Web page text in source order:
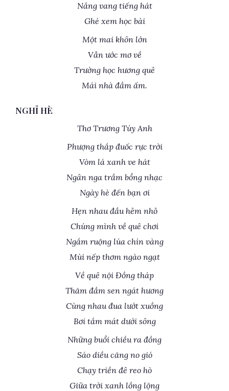
Nắng vang tiếng hát
Ghé xem học bài
Một mai khôn lớn
Vẫn ước mơ về
Trường học hương quê
Mái nhà đầm ấm.
NGHỈ HÈ
Thơ Trương Túy Anh
Phượng thắp đuốc rực trời
Vòm lá xanh ve hát
Ngân nga trầm bổng nhạc
Ngày hè đến bạn ơi
Hẹn nhau đầu hẻm nhỏ
Chúng mình về quê chơi
Ngắm ruộng lúa chín vàng
Mùi nếp thơm ngào ngạt
Về quê nội Đồng tháp
Thăm đầm sen ngát hương
Cùng nhau đua lướt xuồng
Bơi tắm mát dưới sông
Những buổi chiều ra đồng
Sáo diều căng no gió
Chạy triền đê reo hò
Giữa trời xanh lồng lộng